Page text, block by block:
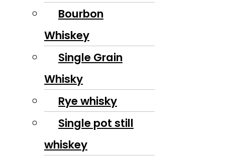
Bourbon
Whiskey
Single Grain
Whisky
Rye whisky
Single pot still
whiskey